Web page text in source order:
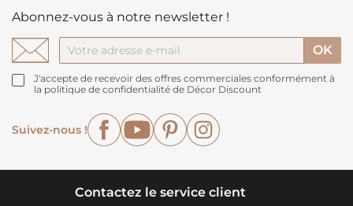
Abonnez-vous à notre newsletter !
J'accepte de recevoir des offres commerciales conformément à
la politique de confidentialité de Décor Discount
Suivez-nous !
FacebookYouTubePinterest
Contactez le service client